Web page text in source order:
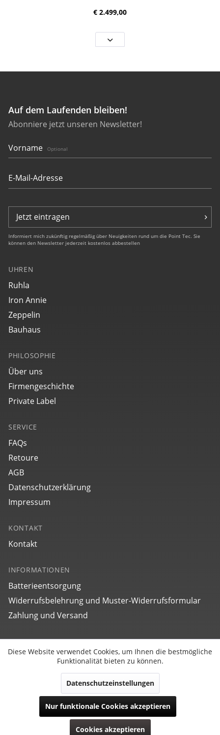
€ 2.499,00
€ 249,00
bauhaus Dessau
€ 249,00
20603
Auf dem Laufenden bleiben!
Abonniere jetzt unseren Newsletter!
Vorname Optional
Jetzt eintragen
Informiert mich zukünftig regelmäßig über Neuigkeiten rund um die Point Tec. Sie
können den Newsletter jederzeit kostenlos abbestellen
UHREN
Ruhla
Iron Annie
Zeppelin
Bauhaus
PHILOSOPHIE
Über uns
Firmengeschichte
Private Label
SERVICE
FAQs
Retoure
AGB
Datenschutzerklärung
Impressum
KONTAKT
Kontakt
INFORMATIONEN
Batterieentsorgung
Widerrufsbelehrung und Muster-Widerrufsformular
Zahlung und Versand
SOCIAL
Vertrag widerrufen
Copyright © POINT TEC Products Electronic GmbH | Alle
Aktiv
Tracking Inaktiv
Diese Website verwendet Cookies, um Ihnen die bestmögliche
Funktionalität bieten zu können.
Datenschutzeinstellungen
Nur funktionale Cookies akzeptieren
Cookies akzeptieren